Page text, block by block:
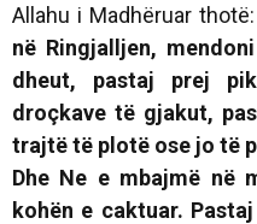
Allahu i Madhëruar thotë:
në Ringjalljen,
dheut, pastaj prej
droçkave të gjakut,
trajtë të plotë ose jo të
Dhe Ne e mbajmë në
kohën e caktuar.